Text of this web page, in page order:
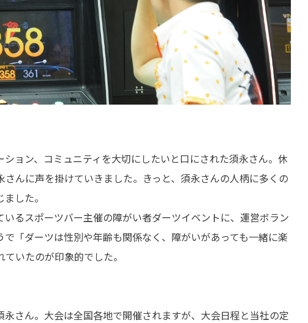
ョン、コミュニティを大切にしたいと口にされた須永さん。休
んに声を掛けていきました。きっと、須永さんの人柄に多くの
した。
るスポーツバー主催の障がい者ダーツイベントに、運営ボラン
「ダーツは性別や年齢も関係なく、障がいがあっても一緒に楽
いたのが印象的でした。
さん。大会は全国各地で開催されますが、大会日程と当社の定